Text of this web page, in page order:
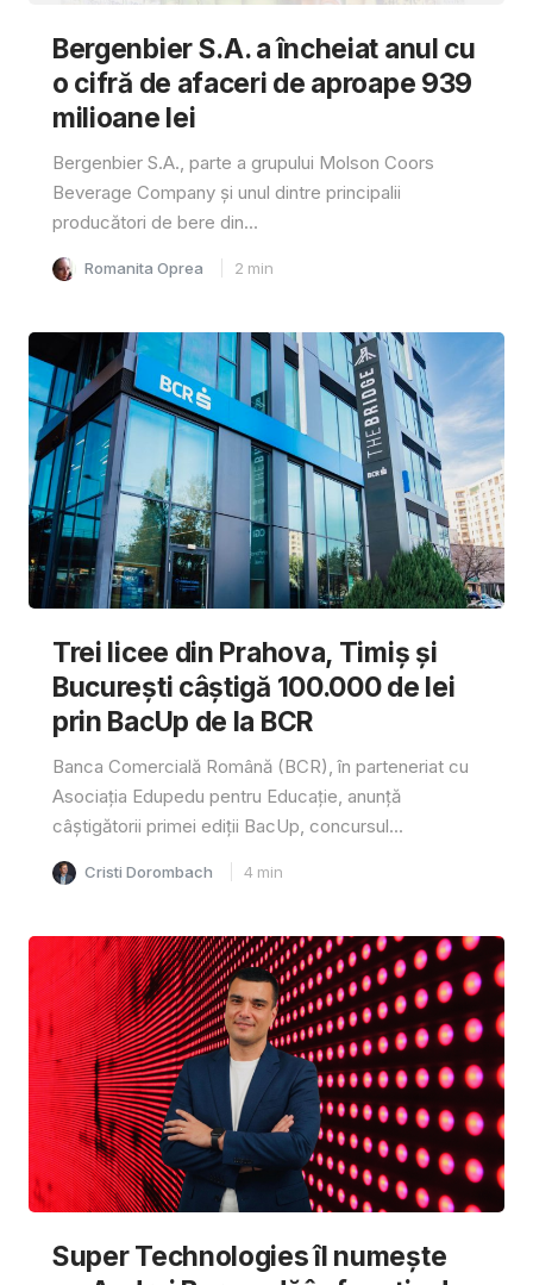
Bergenbier S.A. a încheiat anul cu
o cifră de afaceri de aproape 939
milioane lei
Bergenbier S.A., parte a grupului Molson Coors
Beverage Company și unul dintre principalii
producători de bere din...
Romanita Oprea 2 min
Trei licee din Prahova, Timiș și
București câștigă 100.000 de lei
prin BacUp de la BCR
Banca Comercială Română (BCR), în parteneriat cu
Asociația Edupedu pentru Educație, anunță
câștigătorii primei ediții BacUp, concursul...
Cristi Dorombach 4 min
Super Technologies îl numește